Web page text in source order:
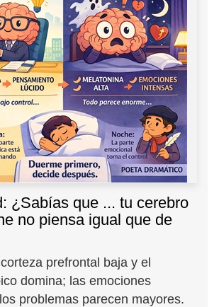
¿Sabías que ... tu cerebro
no piensa igual que de
prefrontal baja y el
domina; las emociones
problemas parecen mayores.